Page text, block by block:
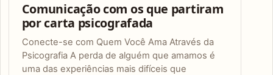
Comunicação com os que partiram
por carta psicografada
Conecte-se com Quem Você Ama Através da
Psicografia A perda de alguém que amamos é
uma das experiências mais difíceis que